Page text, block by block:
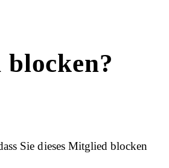
Sie dieses Mitglied blocken